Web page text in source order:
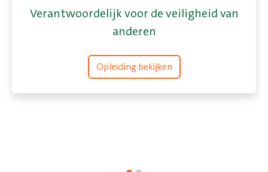
voor de veiligheid van
Opleiding bekijken